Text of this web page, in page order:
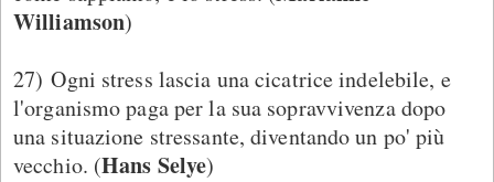
Williamson)
27) Ogni stress lascia una cicatrice indelebile, e
l'organismo paga per la sua sopravvivenza dopo
una situazione stressante, diventando un po' più
vecchio. (Hans Selye)